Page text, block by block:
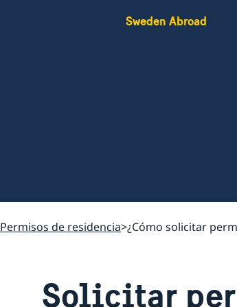
Sweden Abroad
Permisos de residencia ¿Cómo solicitar
Solicitar